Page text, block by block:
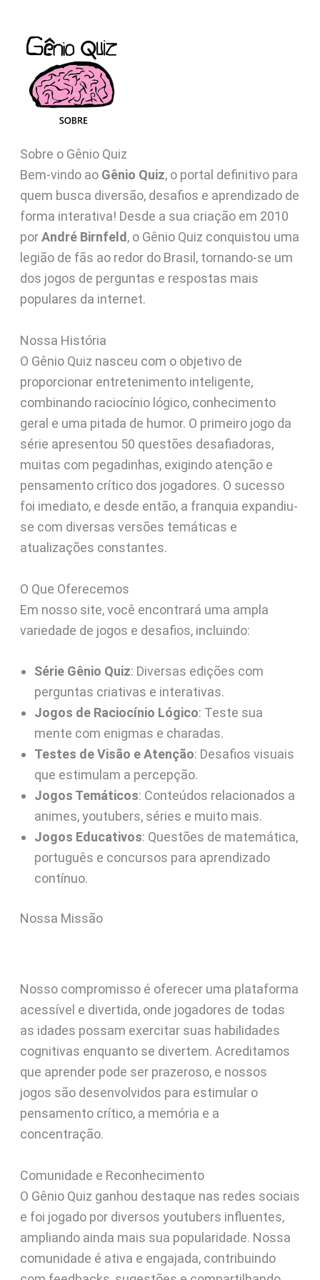
Sobre o Gênio Quiz
Bem-vindo ao Gênio Quiz, o portal definitivo para
quem busca diversão, desafios e aprendizado de
forma interativa! Desde a sua criação em 2010
porAndré Birnfeld , o Gênio Quiz conquistou uma
legião de fãs ao redor do Brasil, tornando-se um
dos jogos de perguntas e respostas mais
populares da internet.
Nossa História
O Gênio Quiz nasceu com o objetivo de
proporcionar entretenimento inteligente,
combinando raciocínio lógico, conhecimento
geral e uma pitada de humor. O primeiro jogo da
série apresentou 50 questões desafiadoras,
muitas com pegadinhas, exigindo atenção e
pensamento crítico dos jogadores. O sucesso
foi imediato, e desde então, a franquia expandiu-
se com diversas versões temáticas e
atualizações constantes.
O Que Oferecemos
Em nosso site, você encontrará uma ampla
variedade de jogos e desafios, incluindo:
Série Gênio Quiz: Diversas edições com
perguntas criativas e interativas.
Jogos de Raciocínio Lógico: Teste sua
mente com enigmas e charadas.
Testes de Visão e Atenção: Desafios visuais
que estimulam a percepção.
Jogos Temáticos: Conteúdos relacionados a
animes, youtubers, séries e muito mais.
Jogos Educativos: Questões de matemática,
português e concursos para aprendizado
contínuo.
Nossa Missão
Nosso compromisso é oferecer uma plataforma
acessível e divertida, onde jogadores de todas
as idades possam exercitar suas habilidades
cognitivas enquanto se divertem. Acreditamos
que aprender pode ser prazeroso, e nossos
jogos são desenvolvidos para estimular o
pensamento crítico, a memória e a
concentração.
Comunidade e Reconhecimento
O Gênio Quiz ganhou destaque nas redes sociais
e foi jogado por diversos youtubers influentes,
ampliando ainda mais sua popularidade. Nossa
comunidade é ativa e engajada, contribuindo